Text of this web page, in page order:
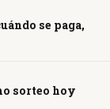
se paga,
sorteo hoy